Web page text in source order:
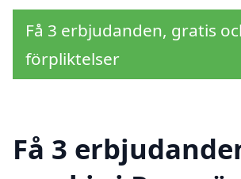
Få 3 erbjudanden, gratis
förpliktelser
Få 3